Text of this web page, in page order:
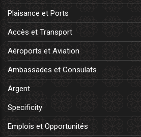
Plaisance et Ports
Accès et Transport
Aéroports et Aviation
Ambassades et Consulats
Argent
Specificity
Emplois et Opportunités